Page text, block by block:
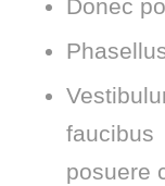
Donec
posuere